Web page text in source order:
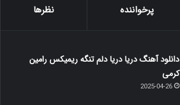
پرخواننده نظرها
دانلود آهنگ دریا دریا دلم تنگه ریمیکس رامین
کرمی
2025-04-26